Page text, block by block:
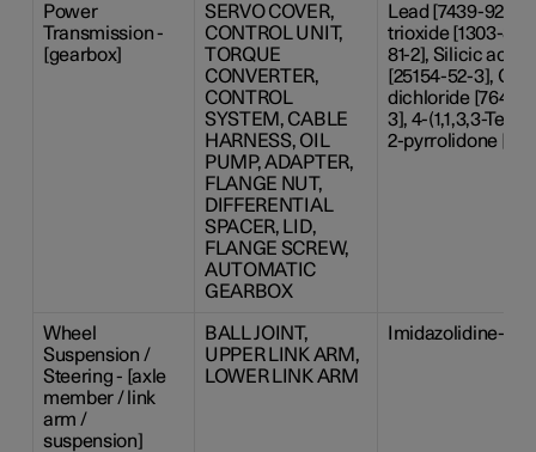
Power
Transmission -
[gearbox]
SERVO COVER,
CONTROL UNIT,
TORQUE
CONVERTER,
CONTROL
SYSTEM, CABLE
HARNESS, OIL
PUMP, ADAPTER,
FLANGE NUT,
DIFFERENTIAL
SPACER, LID,
FLANGE SCREW,
AUTOMATIC
GEARBOX
Lead [7439-92-
trioxide [1303-86-
81-2], Silicic acid,
[25154-52-3],
dichloride [7646-
3], 4-(1,1,3,3-
2-pyrrolidone
Wheel
Suspension /
Steering - [axle
member / link
arm /
suspension]
BALL JOINT,
UPPER LINK ARM,
LOWER LINK ARM
Imidazolidine-2-